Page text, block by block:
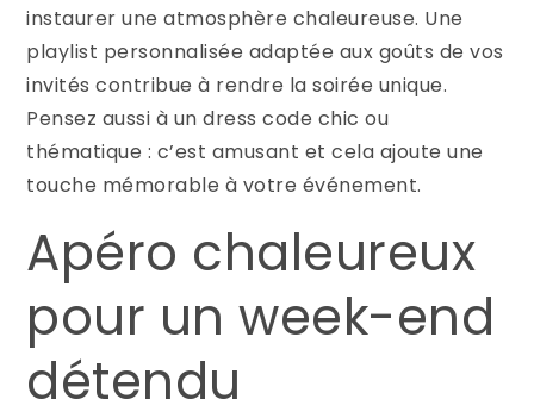
instaurer une atmosphère chaleureuse. Une
playlist personnalisée adaptée aux goûts de vos
invités contribue à rendre la soirée unique.
Pensez aussi à un dress code chic ou
thématique : c’est amusant et cela ajoute une
touche mémorable à votre événement.
Apéro chaleureux
pour un week-end
détendu